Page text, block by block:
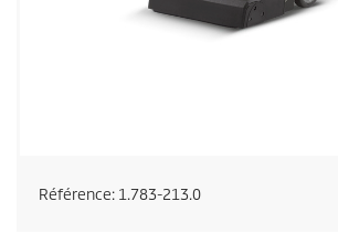
Référence: 1.783-213.0